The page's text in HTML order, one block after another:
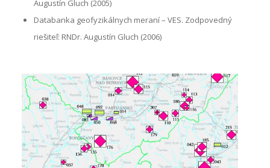
Augustín Gluch (2005)
Databanka geofyzikálnych meraní – VES. Zodpovedný
riešiteľ: RNDr. Augustín Gluch (2006)